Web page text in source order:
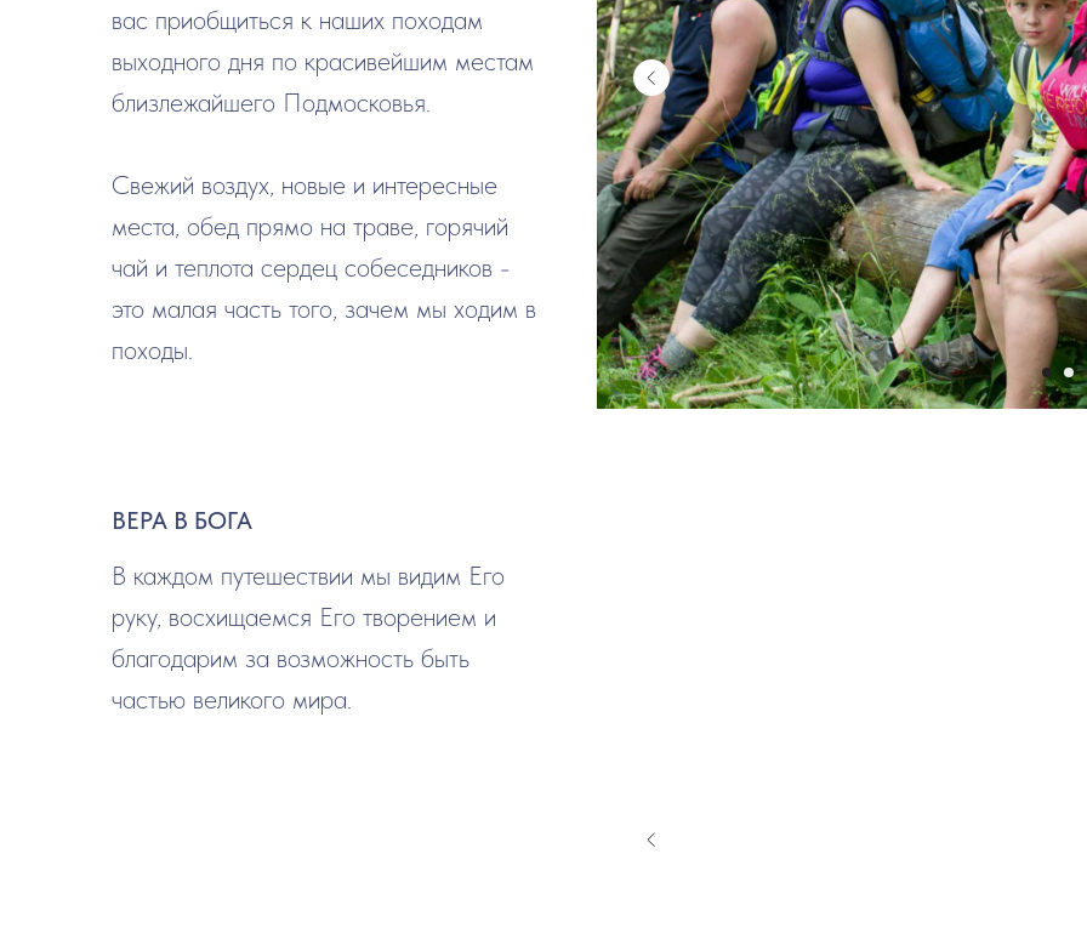
вас приобщиться к наших походам
выходного дня по красивейшим местам
близлежайшего Подмосковья.
Свежий воздух, новые и интересные
места, обед прямо на траве, горячий
чай и теплота сердец собеседников -
это малая часть того, зачем мы ходим в
походы.
ВЕРА В БОГА
В каждом путешествии мы видим Его
руку, восхищаемся Его творением и
благодарим за возможность быть
частью великого мира.